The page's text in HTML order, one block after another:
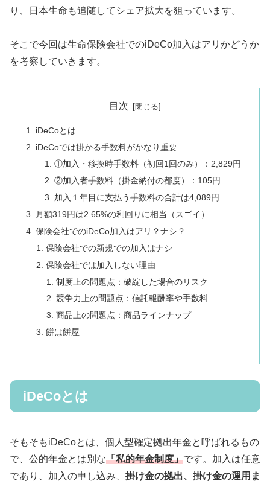
り、日本生命も追随してシェア拡大を狙っています。
そこで今回は生命保険会社でのiDeCo加入はアリかどうか
を考察していきます。
目次
iDeCoとは
iDeCoでは掛かる手数料がかなり重要
①加入・移換時手数料（初回1回のみ）：2,829円
②加入者手数料（掛金納付の都度）：105円
加入１年目に支払う手数料の合計は4,089円
月額319円は2.65%の利回りに相当（スゴイ）
保険会社でのiDeCo加入はアリ？ナシ？
保険会社での新規での加入はナシ
保険会社では加入しない理由
制度上の問題点：破綻した場合のリスク
競争力上の問題点：信託報酬率や手数料
商品上の問題点：商品ラインナップ
餅は餅屋
iDeCoとは
そもそもiDeCoとは、個人型確定拠出年金と呼ばれるもの
で、公的年金とは別な「私的年金制度」です。加入は任意
であり、加入の申し込み、 掛け金の拠出、掛け金の運用ま